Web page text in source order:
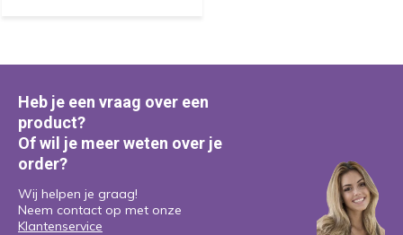
Heb je een vraag over een
product?
Of wil je meer weten over je
order?
Wij helpen je graag!
Neem contact op met onze
Klantenservice